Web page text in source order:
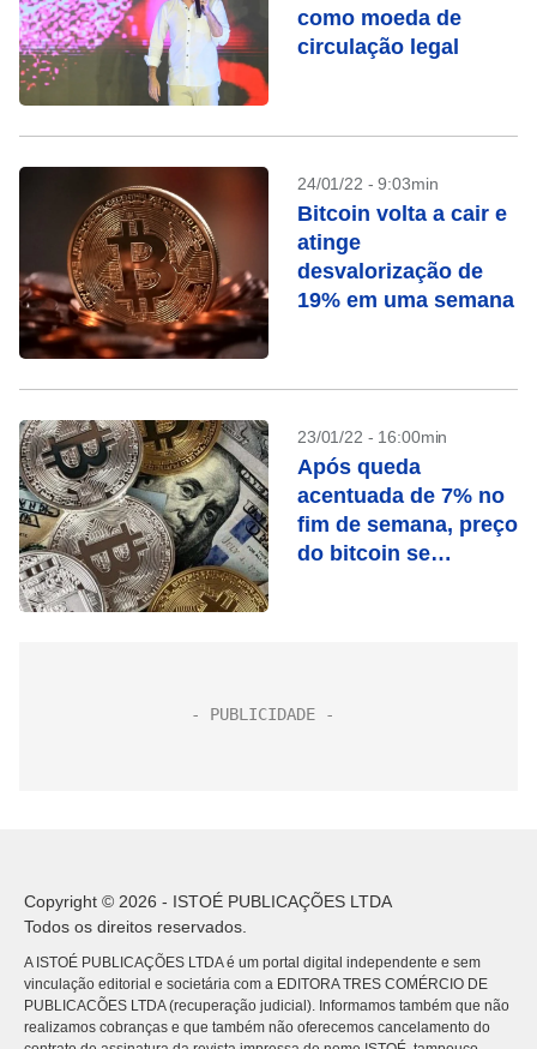
como moeda de
circulação legal
24/01/22 - 9:03min
Bitcoin volta a cair e
atinge
desvalorização de
19% em uma semana
23/01/22 - 16:00min
Após queda
acentuada de 7% no
fim de semana, preço
do bitcoin se
Copyright © 2026 - ISTOÉ PUBLICAÇÕES LTDA
Todos os direitos reservados.
A ISTOÉ PUBLICAÇÕES LTDA é um portal digital independente e sem
vinculação editorial e societária com a EDITORA TRES COMÉRCIO DE
PUBLICACÕES LTDA (recuperação judicial). Informamos também que não
realizamos cobranças e que também não oferecemos cancelamento do